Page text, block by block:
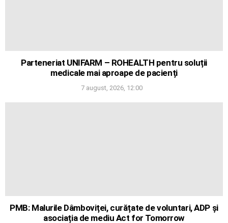
Parteneriat UNIFARM – ROHEALTH pentru soluții
medicale mai aproape de pacienți
7 august, 2026, 12:00
PMB: Malurile Dâmboviței, curățate de voluntari, ADP și
asociația de mediu Act for Tomorrow